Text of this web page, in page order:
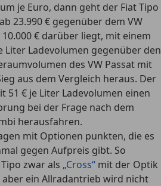
je Euro, dann geht der Fiat Tipo
23.990 € gegenüber dem VW
€ darüber liegt, mit einem
Liter Ladevolumen gegenüber den
des VW Passat mit
aus dem Vergleich heraus. Der
51 € je Liter Ladevolumen einen
bei der Frage nach dem
herausfahren.
mit Optionen punkten, die es
gegen Aufpreis gibt. So
zwar als „Cross“ mit der Optik
ein Allradantrieb wird nicht